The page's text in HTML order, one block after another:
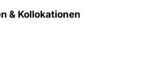
& Kollokationen